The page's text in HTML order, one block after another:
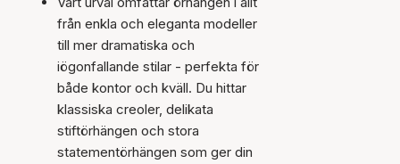
från enkla och eleganta modeller
till mer dramatiska och
iögonfallande stilar - perfekta för
både kontor och kväll. Du hittar
klassiska creoler, delikata
stiftörhängen och stora
statementörhängen som ger din